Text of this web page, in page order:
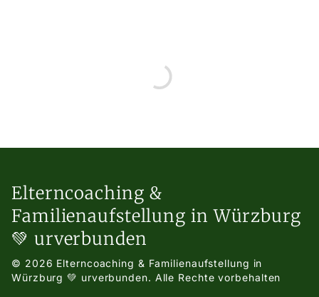
Elterncoaching &
Familienaufstellung in Würzburg
💚 urverbunden
© 2026 Elterncoaching & Familienaufstellung in
Würzburg 💚 urverbunden. Alle Rechte vorbehalten